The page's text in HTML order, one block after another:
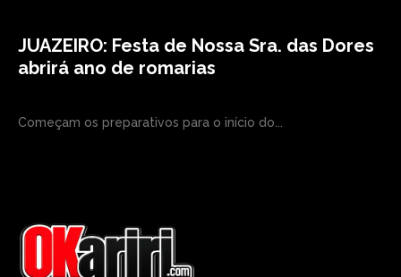
JUAZEIRO: Festa de Nossa Sra. das Dores
abrirá ano de romarias
Começam os preparativos para o início do...